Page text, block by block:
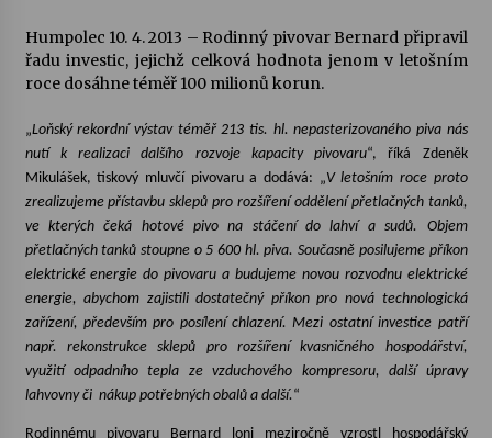
šedesátka: 28. 7.–1. 8. 2026
28. 7. 2026
Jenakaši
28. 7. 2026
23. 7. 2026
Letní koncerty ve Stromovce: Rufus Miller
22. 7. 2026
Humpolec 10. 4. 2013 – Rodinný pivovar Bernard připravil
řadu investic, jejichž celková hodnota jenom v letošním
roce dosáhne téměř 100 milionů korun.
„Loňský rekordní výstav téměř 213 tis. hl. nepasterizovaného piva nás
nutí k realizaci dalšího rozvoje kapacity pivovaru“, říká Zdeněk
Mikulášek, tiskový mluvčí pivovaru a dodává: „V letošním roce proto
zrealizujeme přístavbu sklepů pro rozšíření oddělení přetlačných tanků,
ve kterých čeká hotové pivo na stáčení do lahví a sudů. Objem
přetlačných tanků stoupne o 5 600 hl. piva. Současně posilujeme příkon
elektrické energie do pivovaru a budujeme novou rozvodnu elektrické
energie, abychom zajistili dostatečný příkon pro nová technologická
zařízení, především pro posílení chlazení. Mezi ostatní investice patří
např. rekonstrukce sklepů pro rozšíření kvasničného hospodářství,
využití odpadního tepla ze vzduchového kompresoru, další úpravy
lahvovny či nákup potřebných obalů a další.“
Rodinnému pivovaru Bernard loni meziročně vzrostl hospodářský